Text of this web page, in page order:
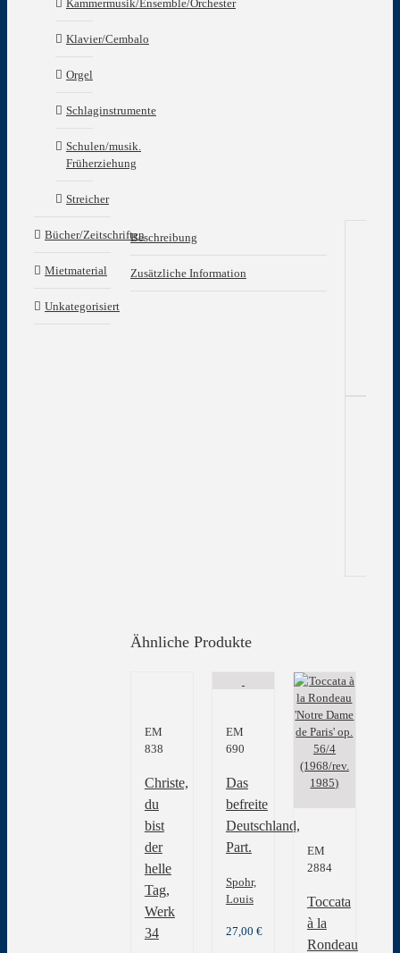
Beschreibung
Zusätzliche Information
Ähnliche Produkte
EM
838
Christe,
du
bist
der
helle
Tag,
Werk
34
EM
690
Das
befreite
Deutschland,
Part.
Spohr,
Louis
27,00 €
EM
2884
Toccata
à la
Rondeau
Kammermusik/Ensemble/Orchester
Klavier/Cembalo
Orgel
Schlaginstrumente
Schulen/musik.
Früherziehung
Streicher
Bücher/Zeitschriften
Mietmaterial
Unkategorisiert